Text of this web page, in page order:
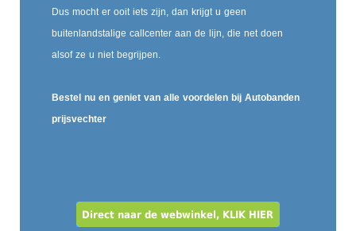
Dus mocht er ooit iets zijn, dan krijgt u geen
buitenlandstalige callcenter aan de lijn, die net doen
alsof ze u niet begrijpen.
Bestel nu en geniet van alle voordelen bij Autobanden
prijsvechter